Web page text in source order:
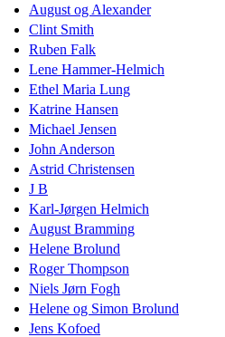
August og Alexander
Clint Smith
Ruben Falk
Lene Hammer-Helmich
Ethel Maria Lung
Katrine Hansen
Michael Jensen
John Anderson
Astrid Christensen
J B
Karl-Jørgen Helmich
August Bramming
Helene Brolund
Roger Thompson
Niels Jørn Fogh
Helene og Simon Brolund
Jens Kofoed